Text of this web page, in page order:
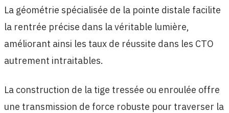
La géométrie spécialisée de la pointe distale facilite
la rentrée précise dans la véritable lumière,
améliorant ainsi les taux de réussite dans les CTO
autrement intraitables.
La construction de la tige tressée ou enroulée offre
une transmission de force robuste pour traverser la